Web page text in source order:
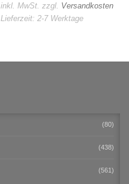
284,00 €259,00
inkl. MwSt. zzgl. Versandkosten
Lieferzeit: 2-7 Werktage
(80)
(438)
(561)